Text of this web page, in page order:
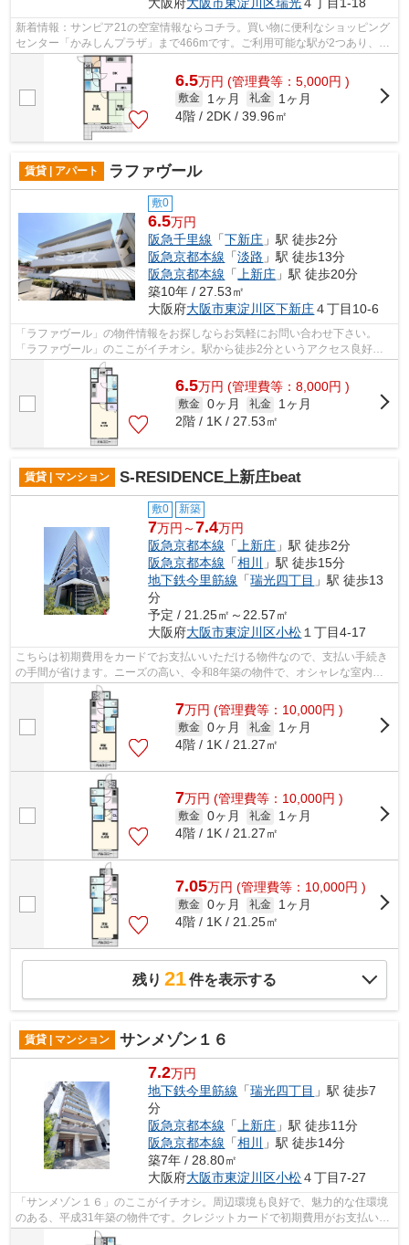
新着情報：サンピア21の空室情報ならコチラ。買い物に便利なショッピング
センター「かみしんプラザ」まで466mです。ご利用可能な駅が2つあり、行
き先に応じて乗車駅の使い分けができま...
6.5万円 (管理費等：5,000円 )
敷金 1ヶ月 礼金
1ヶ月
4階 / 2DK / 39.96㎡
賃貸 | アパート ラファヴール
敷0
6.5万円
阪急千里線 「下新庄 」駅 徒歩2分
阪急京都本線 「淡路 」駅 徒歩13分
阪急京都本線 「 上新庄 」駅 徒歩20分
築10年 / 27.53㎡
大阪府大阪市東淀川区下新庄４丁目10-6
「ラファヴール」の物件情報をお探しならお気軽にお問い合わせ下さい。
「ラファヴール」のここがイチオシ。駅から徒歩2分というアクセス良好な
駅近物件はいかがですか。こちらの物件は...
6.5万円 (管理費等：8,000円 )
敷金 0ヶ月 礼金
1ヶ月
2階 / 1K / 27.53㎡
賃貸 | マンション S-RESIDENCE上新庄beat
敷0 新築
7万円～7.4万円
阪急京都本線 「 上新庄 」駅 徒歩2分
阪急京都本線 「相川
」駅 徒歩15分
地下鉄今里筋線 「瑞光四丁目 」駅 徒歩13
分
予定 / 21.25㎡～22.57㎡
大阪府大阪市東淀川区小松 １丁目4-17
こちらは初期費用をカードでお支払いいただける物件なので、支払い手続き
の手間が省けます。ニーズの高い、令和8年築の物件で、オシャレな室内が
魅力的。こちらの物件はマンションです...
7万円 (管理費等：10,000円 )
敷金 0ヶ月 礼金
1ヶ月
4階 / 1K / 21.27㎡
7万円 (管理費等：10,000円 )
敷金 0ヶ月 礼金
1ヶ月
4階 / 1K / 21.27㎡
7.05万円 (管理費等：10,000円 )
敷金 0ヶ月 礼金
1ヶ月
4階 / 1K / 21.25㎡
残り 21件を表示する
賃貸 | マンション サンメゾン１６
7.2万円
地下鉄今里筋線 「瑞光四丁目 」駅 徒歩7
分
阪急京都本線 「上新庄 」駅 徒歩11分
阪急京都本線 「相川
」駅 徒歩14分
築7年 / 28.80㎡
大阪府大阪市東淀川区小松４丁目7-27
「サンメゾン１６」のここがイチオシ。周辺環境も良好で、魅力的な住環境
のある、平成31年築の物件です。クレジットカードで初期費用がお支払いい
ただけるので、決済の手間が軽減でき...